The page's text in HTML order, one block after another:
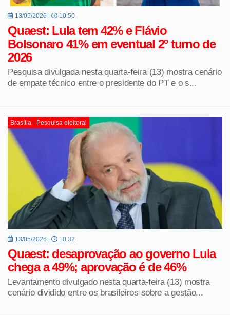
13/05/2026 | 10:50
Quaest: Lula tem 42% e Flávio
Bolsonaro 41% em eventual 2º turno de
2026
Pesquisa divulgada nesta quarta-feira (13) mostra cenário
de empate técnico entre o presidente do PT e o s...
Brasília - Pesquisa eleitoral
13/05/2026 | 10:32
Quaest: desaprovação ao governo Lula
chega a 49%; aprovação é de 46%
Levantamento divulgado nesta quarta-feira (13) mostra
cenário dividido entre os brasileiros sobre a gestão...